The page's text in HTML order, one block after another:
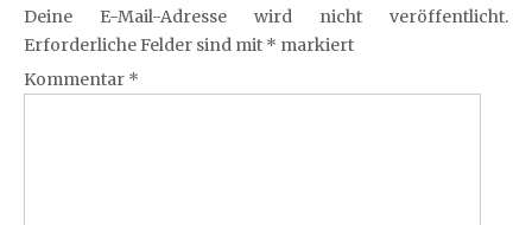
Deine E-Mail-Adresse wird nicht veröffentlicht.
Erforderliche Felder sind mit * markiert
Kommentar *